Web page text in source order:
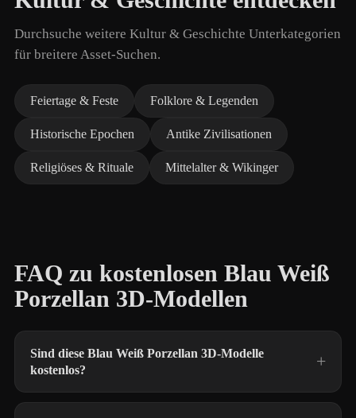
Durchsuche weitere Kultur & Geschichte Unterkategorien
für breitere Asset-Suchen.
Feiertage & Feste Folklore & Legenden
Historische Epochen Antike Zivilisationen
Religiöses & Rituale Mittelalter & Wikinger
FAQ zu kostenlosen Blau Weiß
Porzellan 3D-Modellen
Sind diese Blau Weiß Porzellan 3D-Modelle
kostenlos?